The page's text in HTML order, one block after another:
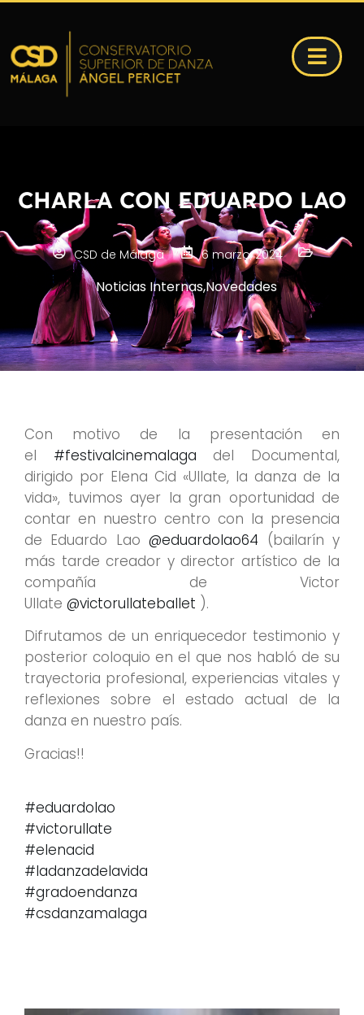
CHARLA CON EDUARDO LAO
CSD de Málaga 6 marzo, 2024
Noticias Internas,Novedades
Con motivo de la presentación en
el #festivalcinemalaga del Documental,
dirigido por Elena Cid «Ullate, la danza de la
vida», tuvimos ayer la gran oportunidad de
contar en nuestro centro con la presencia
de Eduardo Lao@eduardolao64 (bailarín y
más tarde creador y director artístico de la
compañía de Victor
Ullate @victorullateballet ).
Difrutamos de un enriquecedor testimonio y
posterior coloquio en el que nos habló de su
trayectoria profesional, experiencias vitales y
reflexiones sobre el estado actual de la
danza en nuestro país.
Gracias!!
#eduardolao
#victorullate
#elenacid
#ladanzadelavida
#gradoendanza
#csdanzamalaga